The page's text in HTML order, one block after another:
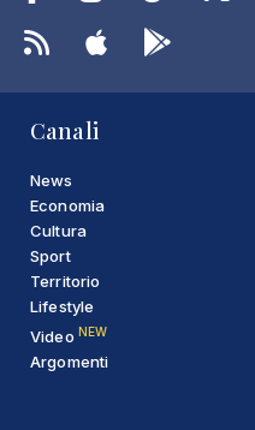
Canali
News
Economia
Cultura
Sport
Territorio
Lifestyle
Video NEW
Argomenti